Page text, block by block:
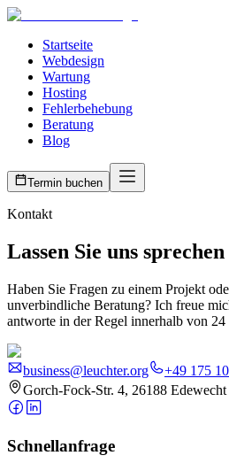
Startseite
Webdesign
Wartung
Hosting
Fehlerbehebung
Beratung
Blog
Termin buchen
Kontakt
Lassen Sie uns sprechen
Haben Sie Fragen zu einem Projekt
unverbindliche Beratung? Ich freue
antworte in der Regel innerhalb von 24
business@leuchter.org
+49 175
Gorch-Fock-Str. 4, 26188 Edewecht
Schnellanfrage